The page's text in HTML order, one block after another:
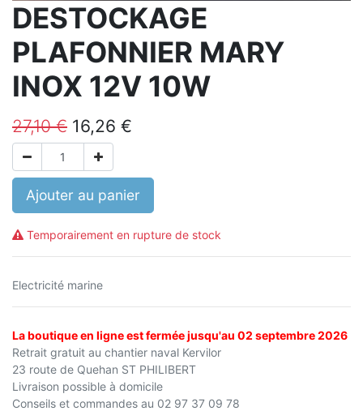
DESTOCKAGE
PLAFONNIER MARY
INOX 12V 10W
27,10€ 16,26 €
Ajouter au panier
Temporairement en rupture de stock
Electricité marine
La boutique en ligne est fermée jusqu'au 02 septembre 2026
Retrait gratuit au chantier naval Kervilor
23 route de Quehan ST PHILIBERT
Livraison possible à domicile
Conseils et commandes au 02 97 37 09 78